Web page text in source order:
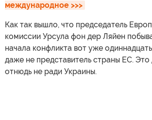
международное >>>
Как так вышло, что председатель
комиссии Урсула фон дер Ляйен
начала конфликта вот уже
даже не представитель страны ЕС. Это
отнюдь не ради Украины.